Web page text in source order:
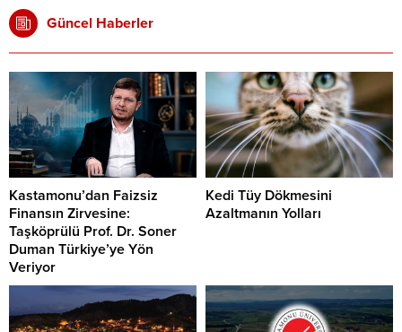
Güncel Haberler
Kastamonu’dan Faizsiz
Finansın Zirvesine:
Taşköprülü Prof. Dr. Soner
Duman Türkiye’ye Yön
Veriyor
Kedi Tüy Dökmesini
Azaltmanın Yolları